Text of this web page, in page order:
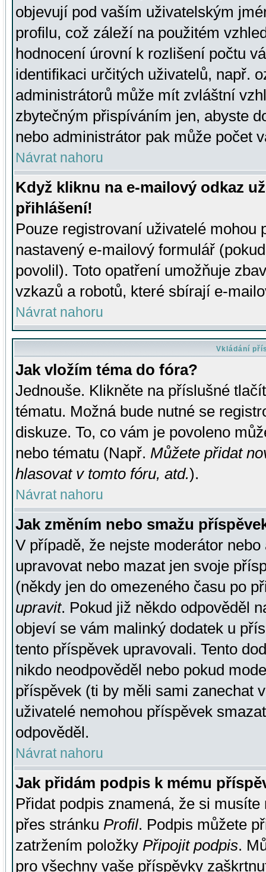
objevují pod vaším uživatelským
profilu, což záleží na použitém
hodnocení úrovní k rozlišení počtu
identifikaci určitých uživatelů, např.
administrátorů může mít zvláštní
zbytečným přispíváním jen, abyste
nebo administrátor pak může počet
Návrat nahoru
Když kliknu na e-mailový odkaz
přihlášení!
Pouze registrovaní uživatelé mohou
nastavený e-mailový formulář
povolil). Toto opatření umožňuje
vzkazů a robotů, které sbírají e-
Návrat nahoru
Vkládání
Jak vložím téma do fóra?
Jednouše. Klikněte na příslušné
tématu. Možná bude nutné se
diskuze. To, co vám je povoleno
nebo tématu (Např. Můžete přidat
hlasovat v tomto fóru, atd.).
Návrat nahoru
Jak změním nebo smažu
V případě, že nejste moderátor
upravovat nebo mazat jen svoje
(někdy jen do omezeného času po
upravit. Pokud již někdo odpověděl
objeví se vám malinký dodatek u
tento příspěvek upravovali. Tento
nikdo neodpověděl nebo pokud
příspěvek (ti by měli sami zanechat
uživatelé nemohou příspěvek
odpověděl.
Návrat nahoru
Jak přidám podpis k mému
Přidat podpis znamená, že si
přes stránku Profil. Podpis můžete
zatržením položky Připojit podpis.
pro všechny vaše příspěvky